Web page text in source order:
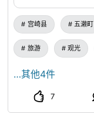
宫崎县 五濑町
旅游 观光
…其他4件
7